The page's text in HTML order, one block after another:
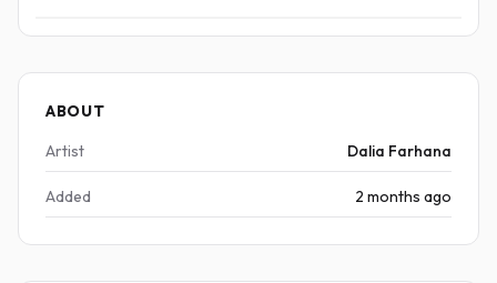
ABOUT
Artist
Dalia Farhana
Added 2 months ago